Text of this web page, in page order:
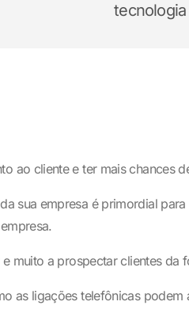
ao cliente e ter mais
sua empresa é primordial
muito a prospectar clientes
as ligações telefônicas podem